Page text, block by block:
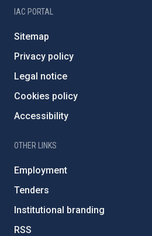
IAC PORTAL
Sitemap
Privacy policy
Legal notice
Cookies policy
Accessibility
OTHER LINKS
Employment
Tenders
Institutional branding
RSS